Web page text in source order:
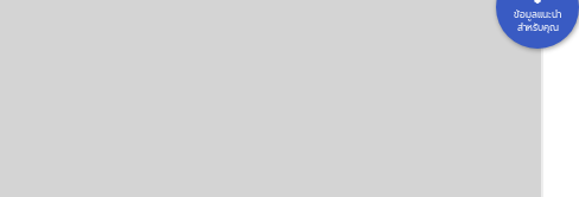
ข้อมูลแนะนำ
สำหรับคุณ